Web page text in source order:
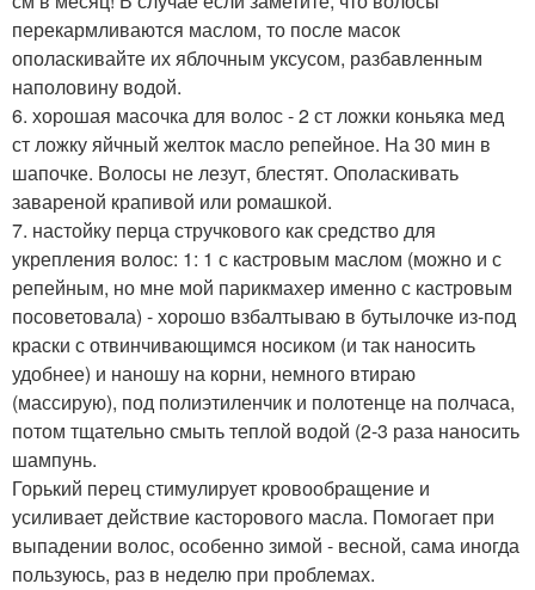
перекармливаются маслом, то после масок
ополаскивайте их яблочным уксусом, разбавленным
наполовину водой.
6. хорошая масочка для волос - 2 ст ложки коньяка мед
ст ложку яйчный желток масло репейное. На 30 мин в
шапочке. Волосы не лезут, блестят. Ополаскивать
завареной крапивой или ромашкой.
7. настойку перца стручкового как средство для
укрепления волос: 1: 1 с кастровым маслом (можно и с
репейным, но мне мой парикмахер именно с кастровым
посоветовала) - хорошо взбалтываю в бутылочке из-под
краски с отвинчивающимся носиком (и так наносить
удобнее) и наношу на корни, немного втираю
(массирую), под полиэтиленчик и полотенце на полчаса,
потом тщательно смыть теплой водой (2-3 раза наносить
шампунь.
Горький перец стимулирует кровообращение и
усиливает действие касторового масла. Помогает при
выпадении волос, особенно зимой - весной, сама иногда
пользуюсь, раз в неделю при проблемах.